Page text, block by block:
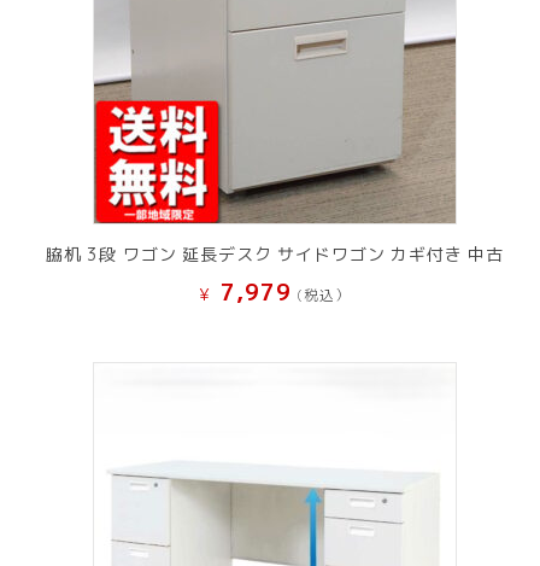
脇机 3段 ワゴン 延長デスク サイドワゴン カギ付き 中古
¥ 7,979 (税込）